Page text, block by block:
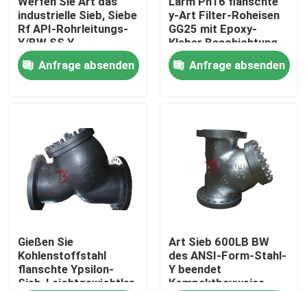
Fabrik-Ausflug
Qualitätskontrolle
Nachrichten
Fordern Sie ein Zitat
Stahlguss Absperrschieber
Rückschlagklappe
industrielle Sieb, Siebe
Rf API-Rohrleitungs-
Y/BW SS Y
Anfrage absenden
y-Art Filter-Roheisen
GG25 mit Epoxy-
Kleber Beschichtung
des Schirm-SS304
Anfrage absenden
Gießen Sie
Kohlenstoffstahl
flanschte Ypsilon-
Sieb-Leichtgewichtler
Art Sieb 600LB BW
des ANSI-Form-Stahl-
Y beendet
Kompaktbauweise-